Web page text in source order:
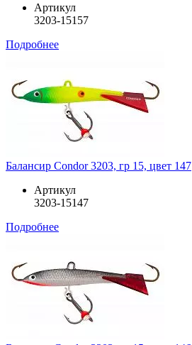
Артикул
3203-15157
Подробнее
Балансир Condor 3203, гр 15, цвет 147
Артикул
3203-15147
Подробнее